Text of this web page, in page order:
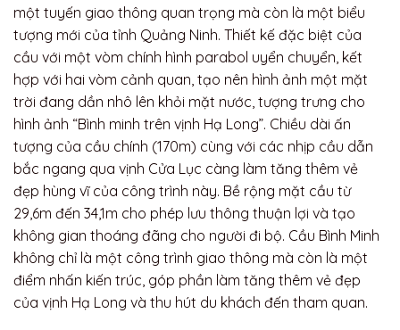
một tuyến giao thông quan trọng mà còn là một biểu
tượng mới của tỉnh Quảng Ninh. Thiết kế đặc biệt của
cầu với một vòm chính hình parabol uyển chuyển, kết
hợp với hai vòm cảnh quan, tạo nên hình ảnh một mặt
trời đang dần nhô lên khỏi mặt nước, tượng trưng cho
hình ảnh “Bình minh trên vịnh Hạ Long”. Chiều dài ấn
tượng của cầu chính (170m) cùng với các nhịp cầu dẫn
bắc ngang qua vịnh Cửa Lục càng làm tăng thêm vẻ
đẹp hùng vĩ của công trình này. Bề rộng mặt cầu từ
29,6m đến 34,1m cho phép lưu thông thuận lợi và tạo
không gian thoáng đãng cho người đi bộ. Cầu Bình Minh
không chỉ là một công trình giao thông mà còn là một
điểm nhấn kiến trúc, góp phần làm tăng thêm vẻ đẹp
của vịnh Hạ Long và thu hút du khách đến tham quan.